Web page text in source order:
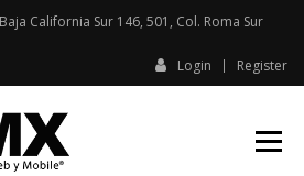
California Sur 146, 501, Col. Roma Sur​
Login Register
CAPACITACIÓN